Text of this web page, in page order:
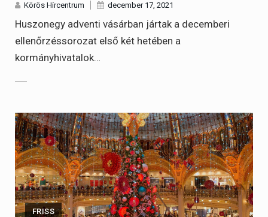
Körös Hírcentrum december 17, 2021
Huszonegy adventi vásárban jártak a decemberi
ellenőrzéssorozat első két hetében a
kormányhivatalok…
FRISS